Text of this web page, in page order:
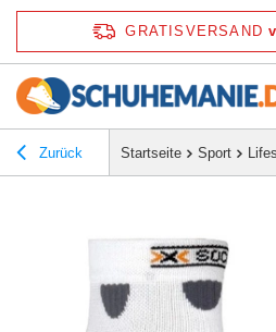
GRATISVERSAND
Zurück Startseite Sport